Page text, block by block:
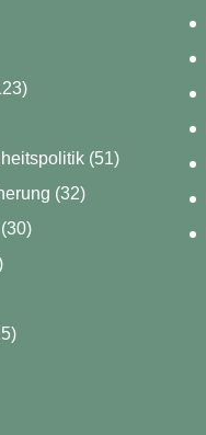
(51)
(32)
(30)